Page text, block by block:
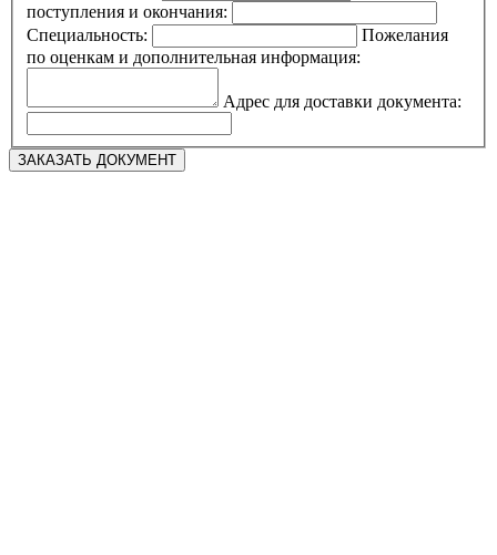
поступления и окончания:
Специальность:
Пожелания
по оценкам и дополнительная информация:
Адрес для доставки документа: